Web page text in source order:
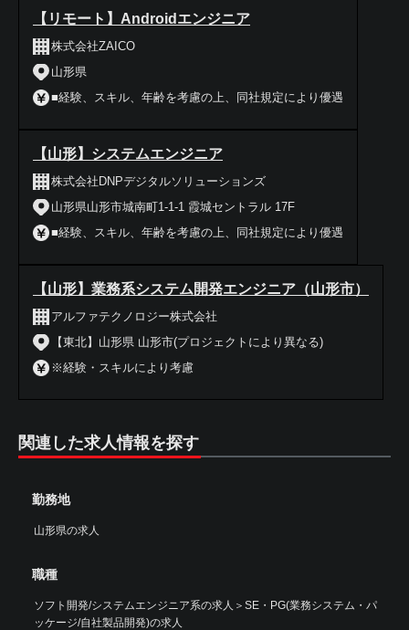
【リモート】Androidエンジニア
株式会社ZAICO
山形県
■経験、スキル、年齢を考慮の上、同社規定により優遇
【山形】システムエンジニア
株式会社DNPデジタルソリューションズ
山形県山形市城南町1-1-1 霞城セントラル 17F
■経験、スキル、年齢を考慮の上、同社規定により優遇
【山形】業務系システム開発エンジニア（山形市）
アルファテクノロジー株式会社
【東北】山形県 山形市(プロジェクトにより異なる)
※経験・スキルにより考慮
関連した求人情報を探す
勤務地
山形県の求人
職種
ソフト開発/システムエンジニア系の求人 ＞ SE・PG(業務システム・パ
ッケージ/自社製品開発)の求人